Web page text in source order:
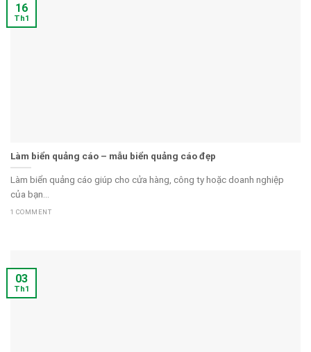
Làm biển quảng cáo – mẫu biển quảng cáo đẹp
Làm biển quảng cáo giúp cho cửa hàng, công ty hoặc doanh nghiệp
của bạn...
1 COMMENT
16
Th1
03
Th1